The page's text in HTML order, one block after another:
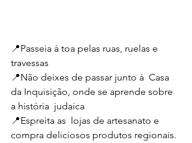
📍Passeia à toa pelas ruas, ruelas e
travessas
📍Não deixes de passar junto à  Casa
da Inquisição, onde se aprende sobre
a história  judaica
📍Espreita as  lojas de artesanato e
compra deliciosos produtos regionais.